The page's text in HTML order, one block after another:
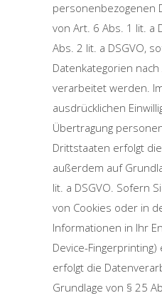
personenbezogenen
von Art. 6 Abs. 1 lit. a
Abs. 2 lit. a DSGVO,
Datenkategorien nach
verarbeitet werden.
ausdrücklichen
Übertragung
Drittstaaten erfolgt
außerdem auf
lit. a DSGVO. Sofern
von Cookies oder in
Informationen in Ihr
Device-Fingerprinting)
erfolgt die
Grundlage von § 25